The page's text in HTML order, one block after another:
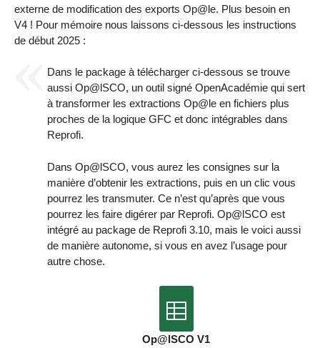
externe de modification des exports Op@le. Plus besoin en
V4 ! Pour mémoire nous laissons ci-dessous les instructions
de début 2025 :
Dans le package à télécharger ci-dessous se trouve
aussi Op@lSCO, un outil signé OpenAcadémie qui sert
à transformer les extractions Op@le en fichiers plus
proches de la logique GFC et donc intégrables dans
Reprofi.
Dans Op@lSCO, vous aurez les consignes sur la
manière d’obtenir les extractions, puis en un clic vous
pourrez les transmuter. Ce n’est qu’après que vous
pourrez les faire digérer par Reprofi. Op@lSCO est
intégré au package de Reprofi 3.10, mais le voici aussi
de manière autonome, si vous en avez l’usage pour
autre chose.
Op@lSCO V1